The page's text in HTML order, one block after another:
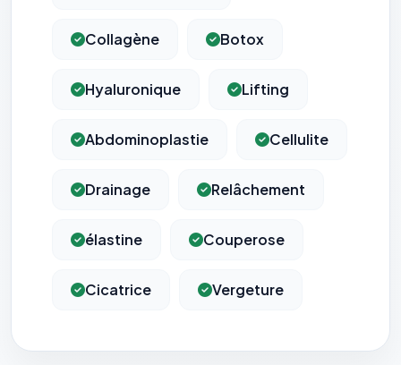
Collagène Botox
Hyaluronique Lifting
Abdominoplastie Cellulite
Drainage Relâchement
élastine Couperose
Cicatrice Vergeture